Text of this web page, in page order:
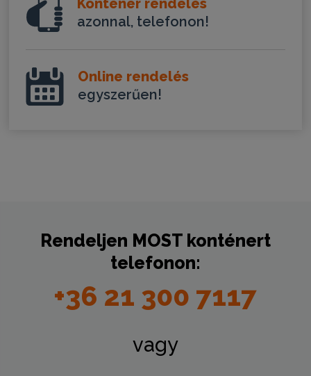
Konténer rendelés
azonnal, telefonon!
Online rendelés
egyszerűen!
Rendeljen MOSTkonténert
telefonon:
+36 21 300 7117
vagy